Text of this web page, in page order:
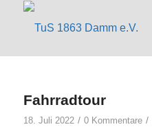
Fahrradtour
18. Juli 2022 / 0 Kommentare /